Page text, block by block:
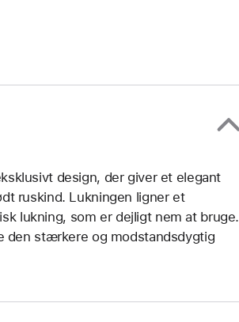
design, der giver et elegant
ruskind. Lukningen ligner et
lukning, som er dejligt nem at bruge.
den stærkere og modstands­dygtig